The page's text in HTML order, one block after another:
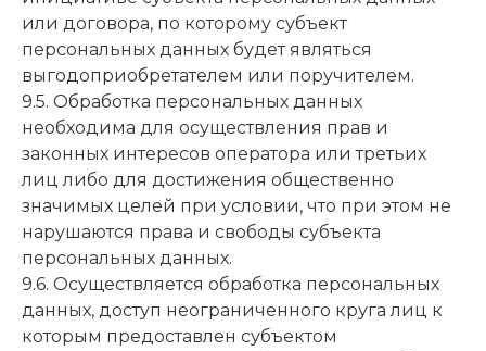
или договора, по которому субъект
персональных данных будет являться
выгодоприобретателем или поручителем.
9.5. Обработка персональных данных
необходима для осуществления прав и
законных интересов оператора или третьих
лиц либо для достижения общественно
значимых целей при условии, что при этом не
нарушаются права и свободы субъекта
персональных данных.
9.6. Осуществляется обработка персональных
данных, доступ неограниченного круга лиц к
которым предоставлен субъектом